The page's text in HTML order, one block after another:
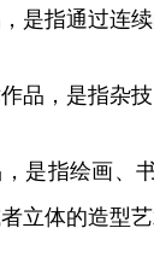
是指通过连
品，是指杂技
是指绘画、
立体的造型艺